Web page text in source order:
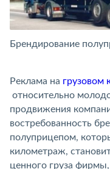
Брендирование
Реклама на грузовом
относительно
продвижения
востребованность
полуприцепом,
километраж,
ценного груза